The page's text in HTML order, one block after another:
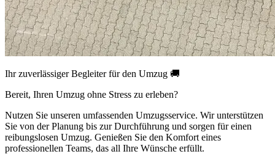
Ihr zuverlässiger Begleiter für den Umzug 🚚
Bereit, Ihren Umzug ohne Stress zu erleben?
Nutzen Sie unseren umfassenden Umzugsservice. Wir unterstützen
Sie von der Planung bis zur Durchführung und sorgen für einen
reibungslosen Umzug. Genießen Sie den Komfort eines
professionellen Teams, das all Ihre Wünsche erfüllt.